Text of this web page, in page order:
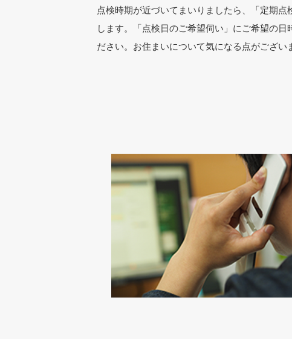
点検時期が近づいてまいりましたら、「定期
します。「点検日のご希望伺い」にご希望の日
ださい。お住まいについて気になる点がござい